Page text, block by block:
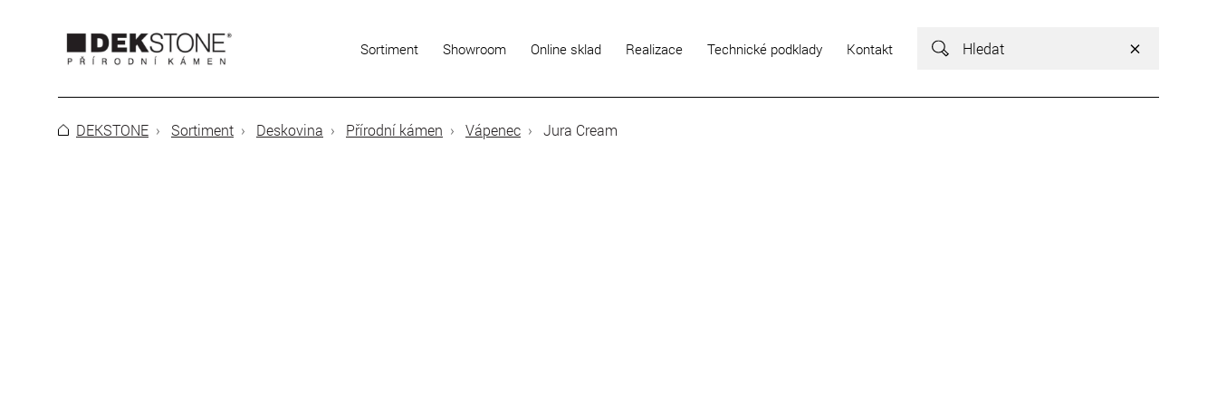
Sortiment Showroom Online sklad Realizace Technické podklady Kontakt Vyhledávání
Vyhledávání
DEKSTONE Sortiment Deskovina Přírodní kámen Vápenec Jura Cream